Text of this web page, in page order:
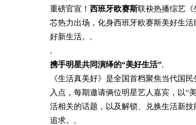
重磅官宣！ 西班牙欧赛斯联袂热播综艺
芯热力出场，化身西班牙欧赛斯美好生
好新生活。 ,
,
携手明星共同演绎的“美好生活”,
《生活真美好》是全国首档聚焦当代国
入点，每期邀请俩位明星艺人嘉宾，以“
活相关的话题，以及解锁、兑换生活新
追求。 ,